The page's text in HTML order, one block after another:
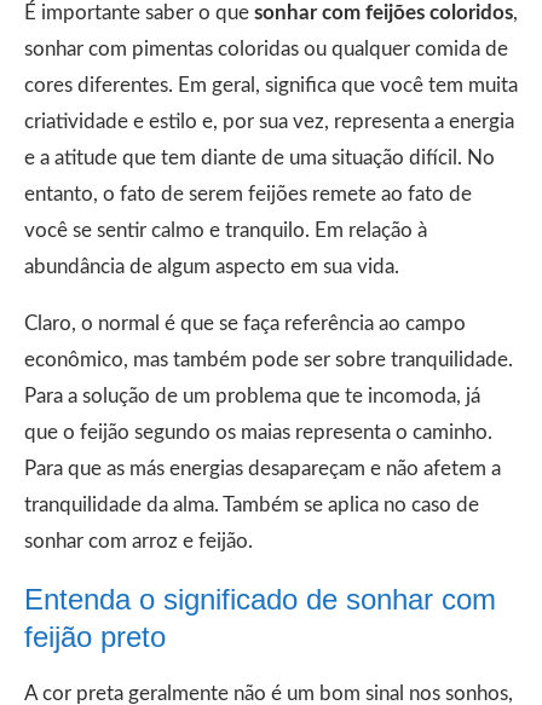
É importante saber o que sonhar com feijões coloridos,
sonhar com pimentas coloridas ou qualquer comida de
cores diferentes. Em geral, significa que você tem muita
criatividade e estilo e, por sua vez, representa a energia
e a atitude que tem diante de uma situação difícil. No
entanto, o fato de serem feijões remete ao fato de
você se sentir calmo e tranquilo. Em relação à
abundância de algum aspecto em sua vida.
Claro, o normal é que se faça referência ao campo
econômico, mas também pode ser sobre tranquilidade.
Para a solução de um problema que te incomoda, já
que o feijão segundo os maias representa o caminho.
Para que as más energias desapareçam e não afetem a
tranquilidade da alma. Também se aplica no caso de
sonhar com arroz e feijão.
Entenda o significado de sonhar com
feijão preto
A cor preta geralmente não é um bom sinal nos sonhos,